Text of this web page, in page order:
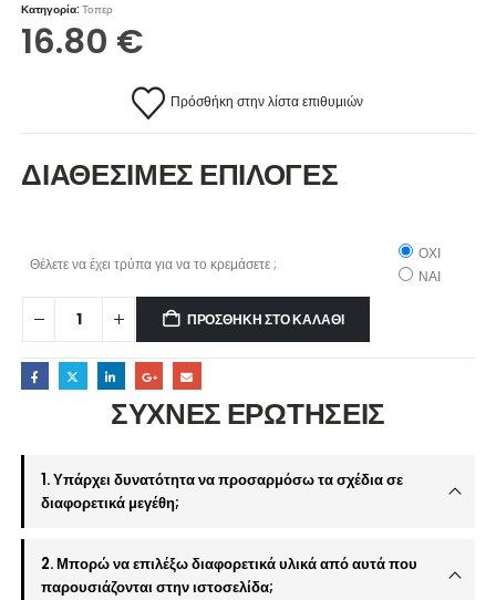
Κατηγορία:Τοπερ
16.80 €
Πρόσθήκη στην λίστα επιθυμιών
ΔΙΑΘΕΣΙΜΕΣ ΕΠΙΛΟΓΕΣ
Θέλετε να έχει τρύπα για να το κρεμάσετε ;
ΟΧΙ
ΝΑΙ
ΠΡΟΣΘΉΚΗ ΣΤΟ ΚΑΛΆΘΙ
ΣΥΧΝΕΣ ΕΡΩΤΗΣΕΙΣ
1. Υπάρχει δυνατότητα να προσαρμόσω τα σχέδια σε
διαφορετικά μεγέθη;
2. Μπορώ να επιλέξω διαφορετικά υλικά από αυτά που
παρουσιάζονται στην ιστοσελίδα;